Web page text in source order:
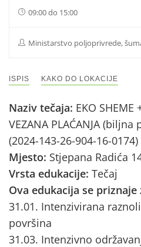
09:00 do 15:00
Ministarstvo poljoprivrede,
ISPIS KAKO DO LOKACIJE
Naziv tečaja: EKO SHEME
VEZANA PLAĆANJA
(2024-143-26-904-16-0174)
Mjesto: Stjepana Radića
Vrsta edukacije: Tečaj
Ova edukacija se priznaje
31.01. Intenzivirana
površina
31.03. Intenzivno